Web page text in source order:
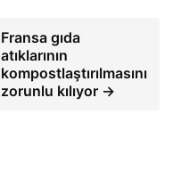
Fransa gıda
atıklarının
kompostlaştırılmasını
zorunlu kılıyor →